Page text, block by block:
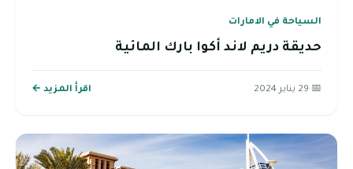
السياحة في الامارات
حديقة دريم لاند أكوا بارك المائية
📅 29 يناير 2024 اقرأ المزيد ←